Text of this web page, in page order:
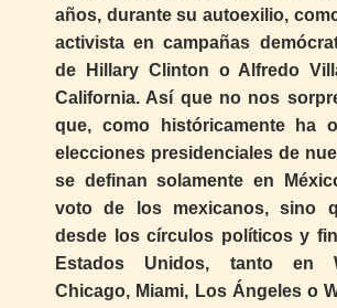
años, durante su autoexilio,
activista en campañas
de Hillary Clinton o Alfredo
California. Así que no nos
que, como históricamente ha
elecciones presidenciales de
se definan solamente en
voto de los mexicanos, sino
desde los círculos políticos y
Estados Unidos, tanto en
Chicago, Miami, Los Ángeles o